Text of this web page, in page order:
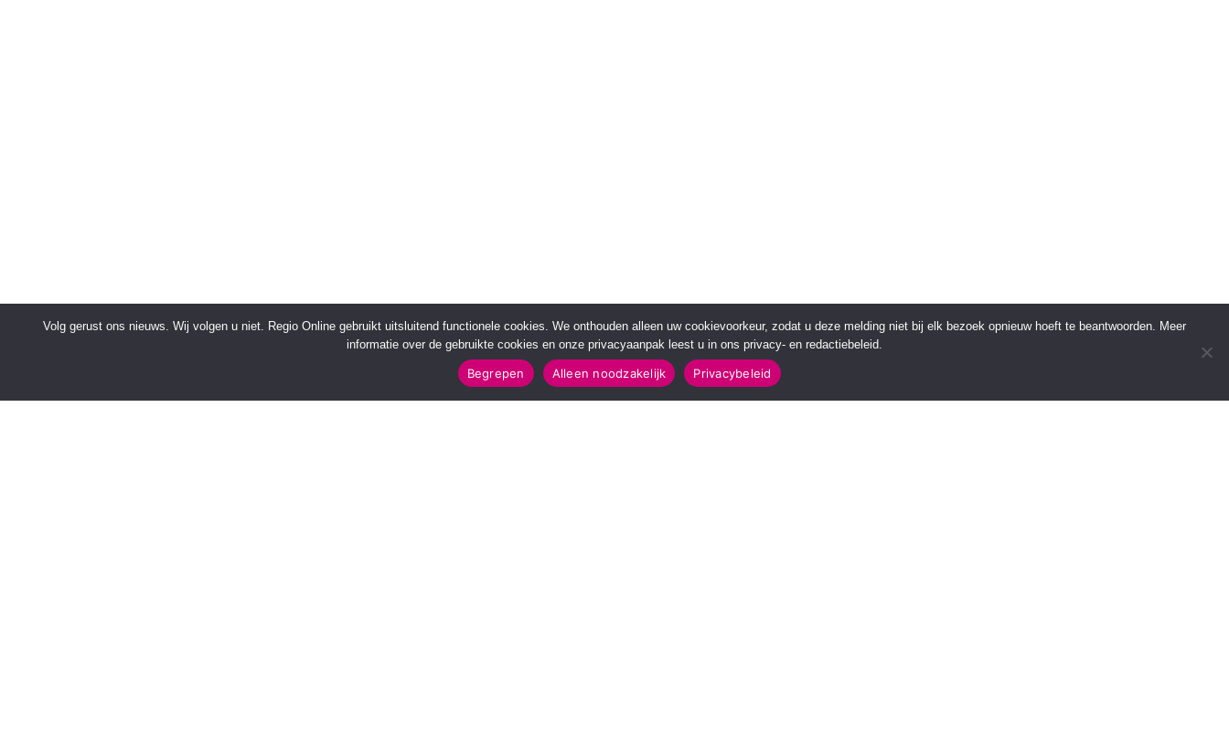
Volg gerust ons nieuws. Wij volgen u niet. Regio Online gebruikt uitsluitend functionele cookies. We onthouden alleen uw cookievoorkeur, zodat u deze melding niet bij elk bezoek opnieuw hoeft te beantwoorden. Meer
informatie over de gebruikte cookies en onze privacyaanpak leest u in ons privacy- en redactiebeleid.
Begrepen Alleen noodzakelijk Privacybeleid